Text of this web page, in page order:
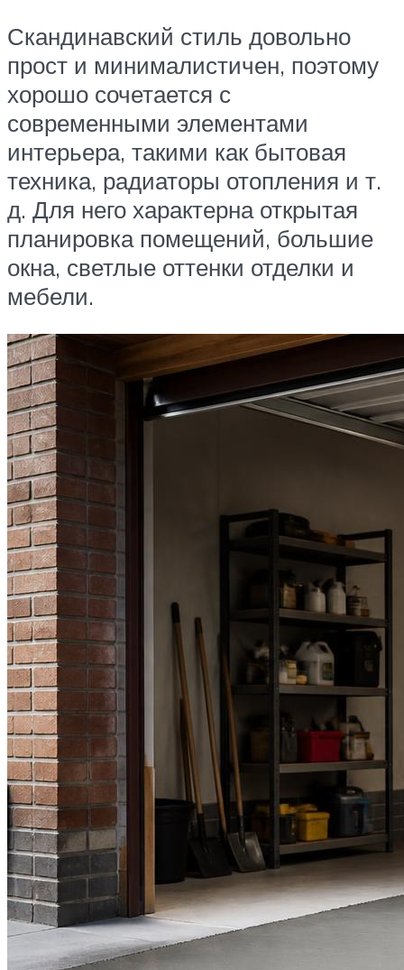
Скандинавский стиль довольно
прост и минималистичен, поэтому
хорошо сочетается с
современными элементами
интерьера, такими как бытовая
техника, радиаторы отопления и т.
д. Для него характерна открытая
планировка помещений, большие
окна, светлые оттенки отделки и
мебели.